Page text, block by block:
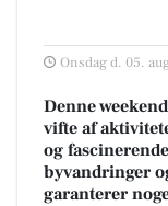
Onsdag d. 05.
Denne
vifte af
og
byvandringer
garanterer